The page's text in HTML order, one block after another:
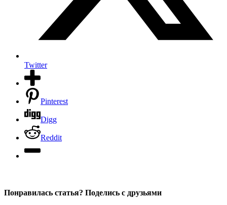
Twitter
Pinterest
Digg
Reddit
Понравилась статья? Поделись с друзьями